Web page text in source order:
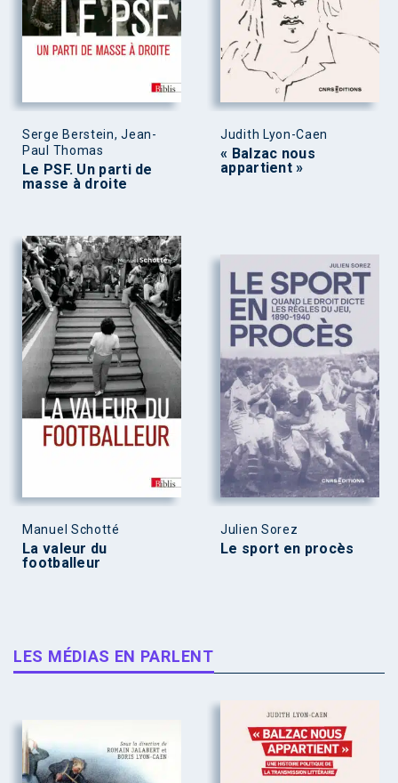
Serge Berstein, Jean-
Paul Thomas
Le PSF. Un parti de
masse à droite
Judith Lyon-Caen
« Balzac nous
appartient »
Manuel Schotté
La valeur du
footballeur
Julien Sorez
Le sport en procès
LES MÉDIAS EN PARLENT